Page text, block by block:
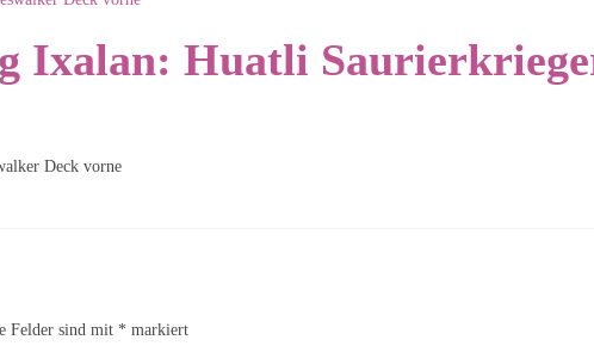
Ixalan: Huatli
Deck vorne
Felder sind mit * markiert